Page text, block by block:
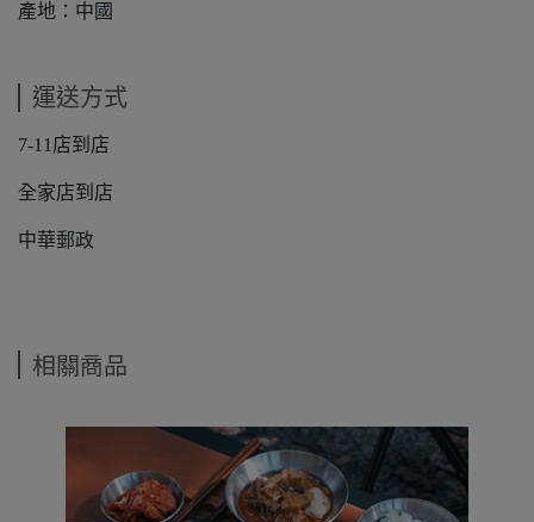
產地：中國
運送方式
7-11店到店
全家店到店
中華郵政
相關商品